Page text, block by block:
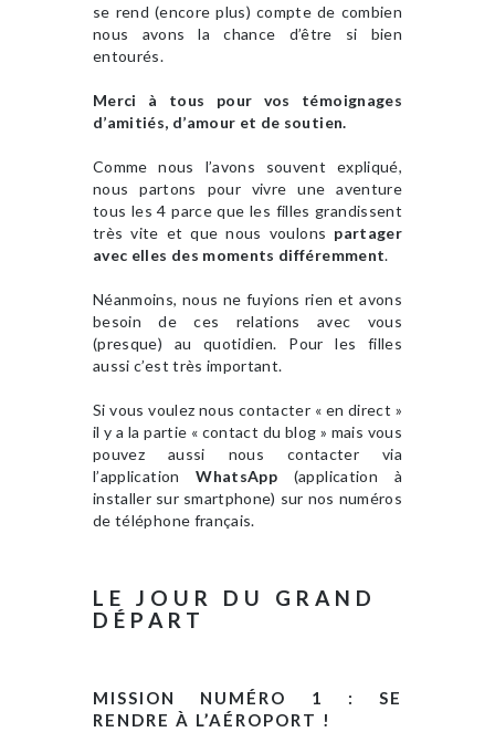
se rend (encore plus) compte de combien
nous avons la chance d’être si bien
entourés.
Merci à tous pour vos témoignages
d’amitiés, d’amour et de soutien.
Comme nous l’avons souvent expliqué,
nous partons pour vivre une aventure
tous les 4 parce que les filles grandissent
très vite et que nous voulons partager
avec elles des moments différemment.
Néanmoins, nous ne fuyions rien et avons
besoin de ces relations avec vous
(presque) au quotidien. Pour les filles
aussi c’est très important.
Si vous voulez nous contacter « en direct »
il y a la partie « contact du blog » mais vous
pouvez aussi nous contacter via
l’applicationWhatsApp (application à
installer sur smartphone) sur nos numéros
de téléphone français.
LE JOUR DU GRAND
DÉPART
MISSION NUMÉRO 1 : SE
RENDRE À L’AÉROPORT !